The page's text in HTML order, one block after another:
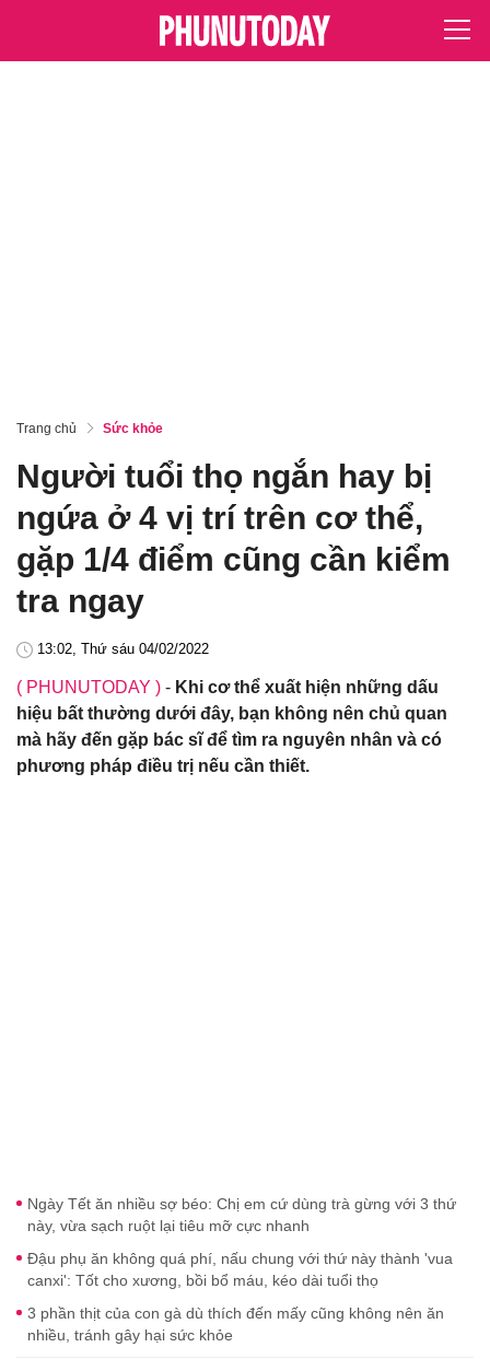
Trang chủ Sức khỏe
Người tuổi thọ ngắn hay bị
ngứa ở 4 vị trí trên cơ thể,
gặp 1/4 điểm cũng cần kiểm
tra ngay
13:02, Thứ sáu 04/02/2022
( PHUNUTODAY ) - Khi cơ thể xuất hiện những dấu
hiệu bất thường dưới đây, bạn không nên chủ quan
mà hãy đến gặp bác sĩ để tìm ra nguyên nhân và có
phương pháp điều trị nếu cần thiết.
Ngày Tết ăn nhiều sợ béo: Chị em cứ dùng trà gừng với 3 thứ
này, vừa sạch ruột lại tiêu mỡ cực nhanh
Đậu phụ ăn không quá phí, nấu chung với thứ này thành 'vua
canxi': Tốt cho xương, bồi bổ máu, kéo dài tuổi thọ
3 phần thịt của con gà dù thích đến mấy cũng không nên ăn
nhiều, tránh gây hại sức khỏe